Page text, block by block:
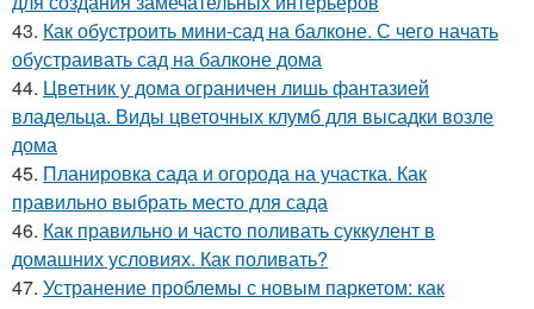
43. Как обустроить мини-сад на балконе. С чего начать
обустраивать сад на балконе дома
44. Цветник у дома ограничен лишь фантазией
владельца. Виды цветочных клумб для высадки возле
дома
45. Планировка сада и огорода на участка. Как
правильно выбрать место для сада
46. Как правильно и часто поливать суккулент в
домашних условиях. Как поливать?
47. Устранение проблемы с новым паркетом: как